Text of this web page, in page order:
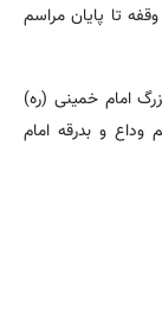
تا پایان مراسم
امام خمینی (ره)
مراسم وداع و بدرقه امام